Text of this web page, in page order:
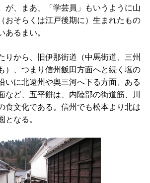
が、まあ、「学芸員」もいうように山
おそらくは江戸後期に）生まれたもの
あるまい。
から、旧伊那街道（中馬街道、三州
）、つまり信州飯田方面へと続く塩の
いに北遠州や奥三河へ下る方面、ある
など、五平餅は、内陸部の街道筋、川
食文化である。信州でも松本より北は
となる。